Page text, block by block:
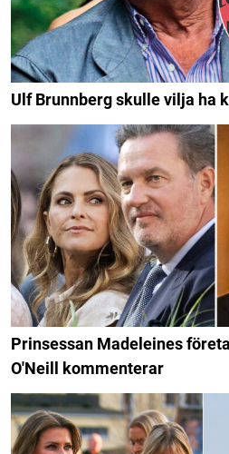
Ulf Brunnberg skulle vilja ha
Prinsessan Madeleines
O'Neill kommenterar